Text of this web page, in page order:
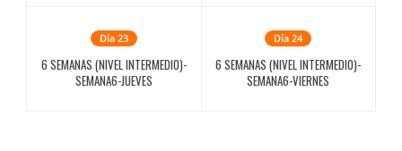
Día 23
6 SEMANAS (NIVEL INTERMEDIO)-
SEMANA6-JUEVES
Día 24
6 SEMANAS (NIVEL INTERMEDIO)-
SEMANA6-VIERNES